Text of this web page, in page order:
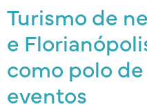
Turismo de
e
como polo
eventos